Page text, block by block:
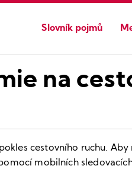
Slovník pojmů
na
cestovního ruchu.
mobilních